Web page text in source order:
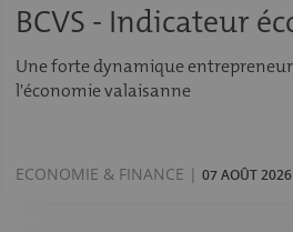
BCVS - Indicateur
Une forte dynamique
l'économie valaisanne
ECONOMIE & FINANCE | 07 AOÛT 2026